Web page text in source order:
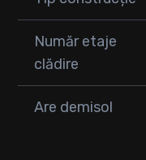
Număr etaje
clădire
Are demisol